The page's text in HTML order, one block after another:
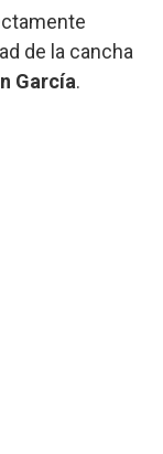
de la cancha
García.